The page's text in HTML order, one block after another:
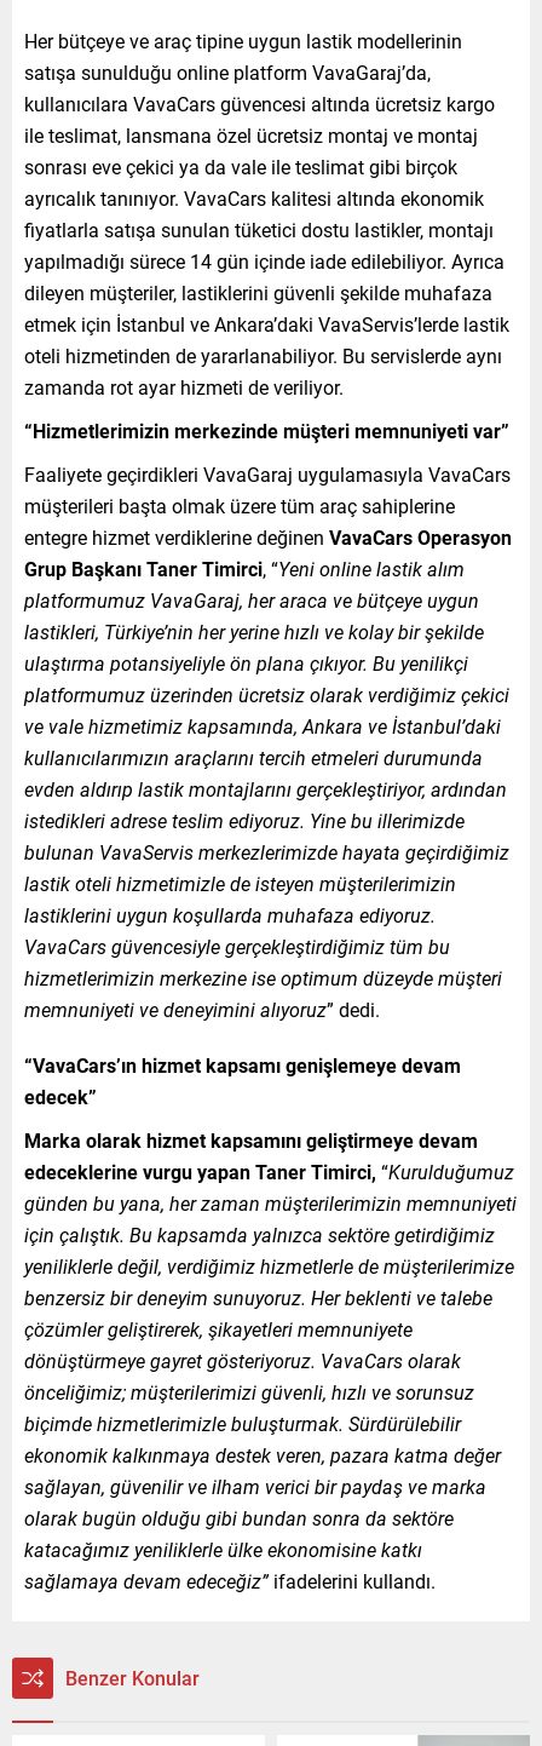
Her bütçeye ve araç tipine uygun lastik modellerinin
satışa sunulduğu online platform VavaGaraj’da,
kullanıcılara VavaCars güvencesi altında ücretsiz kargo
ile teslimat, lansmana özel ücretsiz montaj ve montaj
sonrası eve çekici ya da vale ile teslimat gibi birçok
ayrıcalık tanınıyor. VavaCars kalitesi altında ekonomik
fiyatlarla satışa sunulan tüketici dostu lastikler, montajı
yapılmadığı sürece 14 gün içinde iade edilebiliyor. Ayrıca
dileyen müşteriler, lastiklerini güvenli şekilde muhafaza
etmek için İstanbul ve Ankara’daki VavaServis’lerde lastik
oteli hizmetinden de yararlanabiliyor. Bu servislerde aynı
zamanda rot ayar hizmeti de veriliyor.
“Hizmetlerimizin merkezinde müşteri memnuniyeti var”
Faaliyete geçirdikleri VavaGaraj uygulamasıyla VavaCars
müşterileri başta olmak üzere tüm araç sahiplerine
entegre hizmet verdiklerine değinen VavaCars Operasyon
Grup Başkanı Taner Timirci, “Yeni online lastik alım
platformumuz VavaGaraj, her araca ve bütçeye uygun
lastikleri, Türkiye’nin her yerine hızlı ve kolay bir şekilde
ulaştırma potansiyeliyle ön plana çıkıyor. Bu yenilikçi
platformumuz üzerinden ücretsiz olarak verdiğimiz çekici
ve vale hizmetimiz kapsamında, Ankara ve İstanbul’daki
kullanıcılarımızın araçlarını tercih etmeleri durumunda
evden aldırıp lastik montajlarını gerçekleştiriyor, ardından
istedikleri adrese teslim ediyoruz. Yine bu illerimizde
bulunan VavaServis merkezlerimizde hayata geçirdiğimiz
lastik oteli hizmetimizle de isteyen müşterilerimizin
lastiklerini uygun koşullarda muhafaza ediyoruz.
VavaCars güvencesiyle gerçekleştirdiğimiz tüm bu
hizmetlerimizin merkezine ise optimum düzeyde müşteri
memnuniyeti ve deneyimini alıyoruz” dedi.
“VavaCars’ın hizmet kapsamı genişlemeye devam
edecek”
Marka olarak hizmet kapsamını geliştirmeye devam
edeceklerine vurgu yapanTaner Timirci, “Kurulduğumuz
günden bu yana, her zaman müşterilerimizin memnuniyeti
için çalıştık. Bu kapsamda yalnızca sektöre getirdiğimiz
yeniliklerle değil, verdiğimiz hizmetlerle de müşterilerimize
benzersiz bir deneyim sunuyoruz. Her beklenti ve talebe
çözümler geliştirerek, şikayetleri memnuniyete
dönüştürmeye gayret gösteriyoruz. VavaCars olarak
önceliğimiz; müşterilerimizi güvenli, hızlı ve sorunsuz
biçimde hizmetlerimizle buluşturmak. Sürdürülebilir
ekonomik kalkınmaya destek veren, pazara katma değer
sağlayan, güvenilir ve ilham verici bir paydaş ve marka
olarak bugün olduğu gibi bundan sonra da sektöre
katacağımız yeniliklerle ülke ekonomisine katkı
sağlamaya devam edeceğiz”ifadelerini kullandı.
Benzer Konular